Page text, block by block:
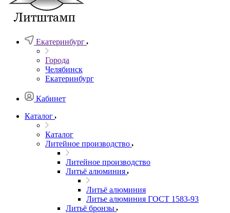
Екатеринбург
Города
Челябинск
Екатеринбург
Кабинет
Каталог
Каталог
Литейное производство
Литейное производство
Литьё алюминия
Литьё алюминия
Литье алюминия ГОСТ 1583-93
Литьё бронзы